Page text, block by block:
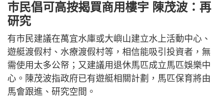
巿民倡可高按揭買商用樓宇 陳茂波：再
研究
有市民建議在萬宜水庫或大嶼山建立水上活動中心、
遊艇渡假村、水療渡假村等，相信能吸引投資者，無
需使用太多公帑；又建議用退休馬匹成立馬匹娛樂中
心。陳茂波指政府已有遊艇相關計劃，馬匹保育將由
馬會跟進、研究空間。